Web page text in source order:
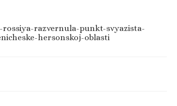
razvernula-punkt-svyazista-
hersonskoj-oblasti